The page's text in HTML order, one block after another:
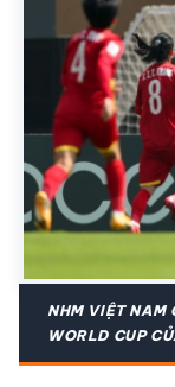
NHM VIỆT NAM
WORLD CUP